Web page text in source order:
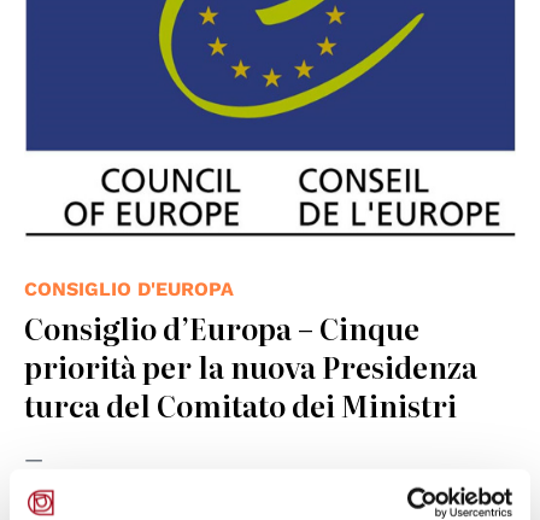
CONSIGLIO D'EUROPA
Consiglio d’Europa – Cinque
priorità per la nuova Presidenza
turca del Comitato dei Ministri